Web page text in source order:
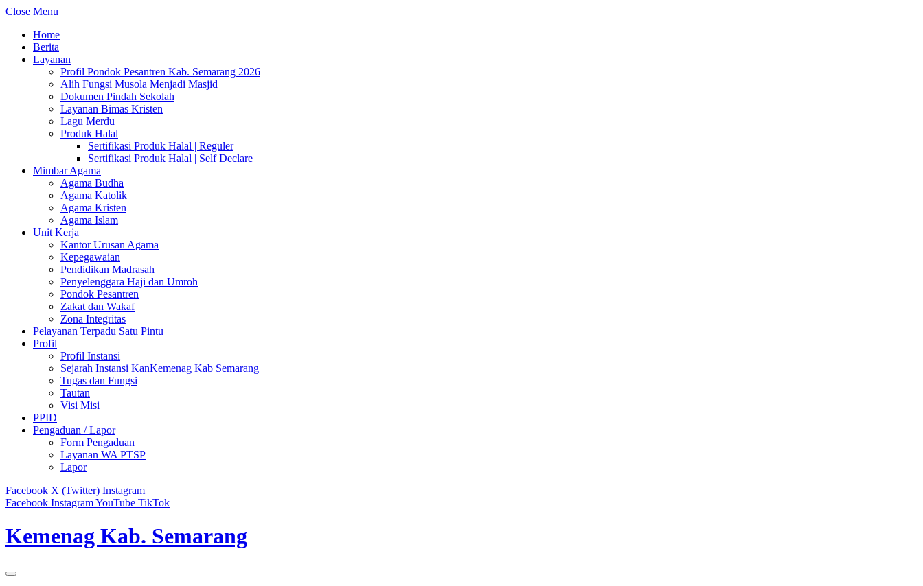
Close Menu
Home
Berita
Layanan
Profil Pondok Pesantren Kab. Semarang 2026
Alih Fungsi Musola Menjadi Masjid
Dokumen Pindah Sekolah
Layanan Bimas Kristen
Lagu Merdu
Produk Halal
Sertifikasi Produk Halal | Reguler
Sertifikasi Produk Halal | Self Declare
Mimbar Agama
Agama Budha
Agama Katolik
Agama Kristen
Agama Islam
Unit Kerja
Kantor Urusan Agama
Kepegawaian
Pendidikan Madrasah
Penyelenggara Haji dan Umroh
Pondok Pesantren
Zakat dan Wakaf
Zona Integritas
Pelayanan Terpadu Satu Pintu
Profil
Profil Instansi
Sejarah Instansi KanKemenag Kab Semarang
Tugas dan Fungsi
Tautan
Visi Misi
PPID
Pengaduan / Lapor
Form Pengaduan
Layanan WA PTSP
Lapor
Facebook X (Twitter) Instagram
Facebook InstagramYouTube TikTok
Kemenag Kab. Semarang